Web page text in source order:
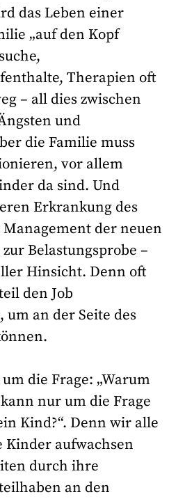
das Leben einer
„auf den Kopf
Therapien oft
– all dies zwischen
und
die Familie muss
vor allem
da sind. Und
Erkrankung des
der neuen
Belastungsprobe –
Hinsicht. Denn oft
den Job
an der Seite des
die Frage: „Warum
nur um die Frage
Kind?“. Denn wir alle
Kinder aufwachsen
durch ihre
an den